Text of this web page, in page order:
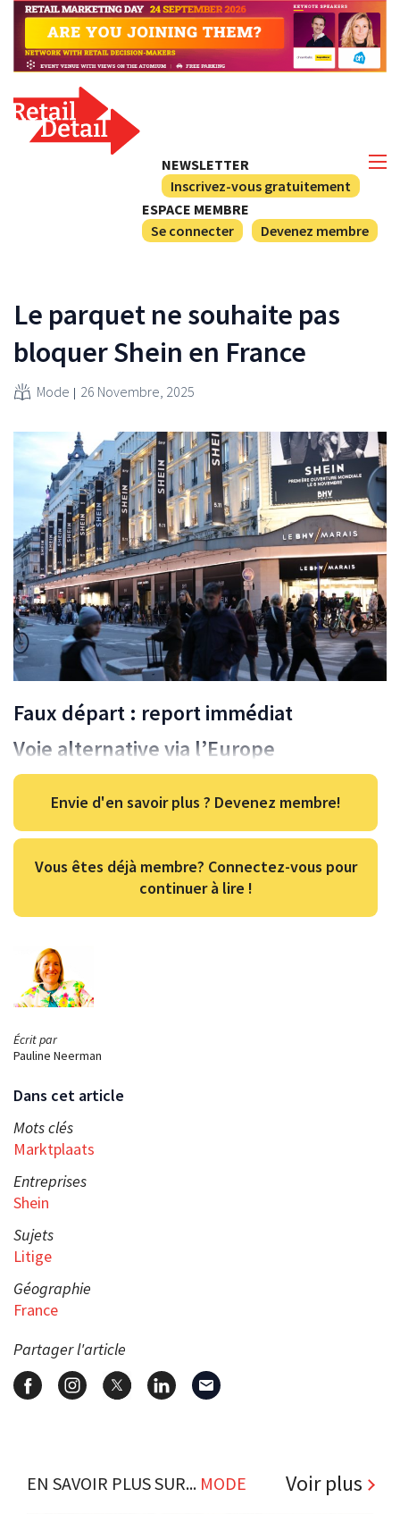
NEWSLETTER
Inscrivez-vous gratuitement
ESPACE MEMBRE
Se connecter
Devenez membre
Écrit par
Pauline Neerman
Dans cet article
Mots clés
Marktplaats
Entreprises
Shein
Sujets
Litige
Géographie
France
Partager l'article
Le parquet ne souhaite pas
bloquer Shein en France
Mode 26 Novembre, 2025
Faux départ : report immédiat
Voie alternative via l’Europe
Envie d'en savoir plus ? Devenez membre!
Vous êtes déjà membre? Connectez-vous pour
continuer à lire !
EN SAVOIR PLUS SUR... MODE Voir plus